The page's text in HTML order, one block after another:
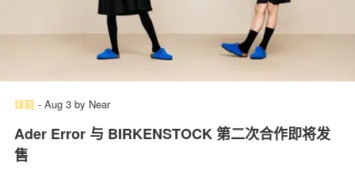
球鞋 - Aug 3 by Near
Ader Error 与 BIRKENSTOCK 第二次合作即将发
售